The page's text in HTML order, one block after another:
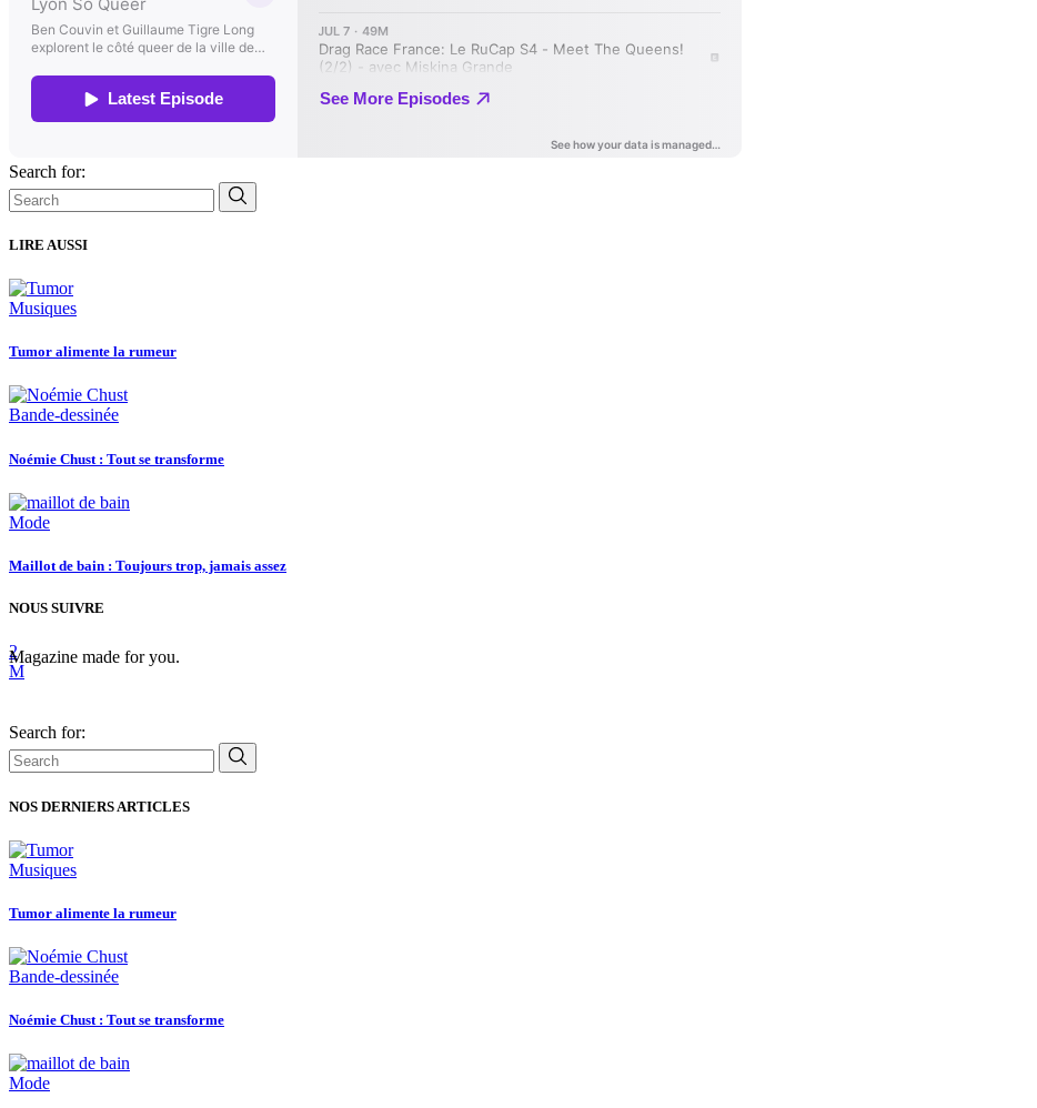
Search for:
LIRE AUSSI
Musiques
Tumor alimente la rumeur
Bande-dessinée
Noémie Chust : Tout se transforme
Mode
Maillot de bain : Toujours trop, jamais assez
NOUS SUIVRE
Magazine made for you.
Search for:
NOS DERNIERS ARTICLES
Musiques
Tumor alimente la rumeur
Bande-dessinée
Noémie Chust : Tout se transforme
Mode